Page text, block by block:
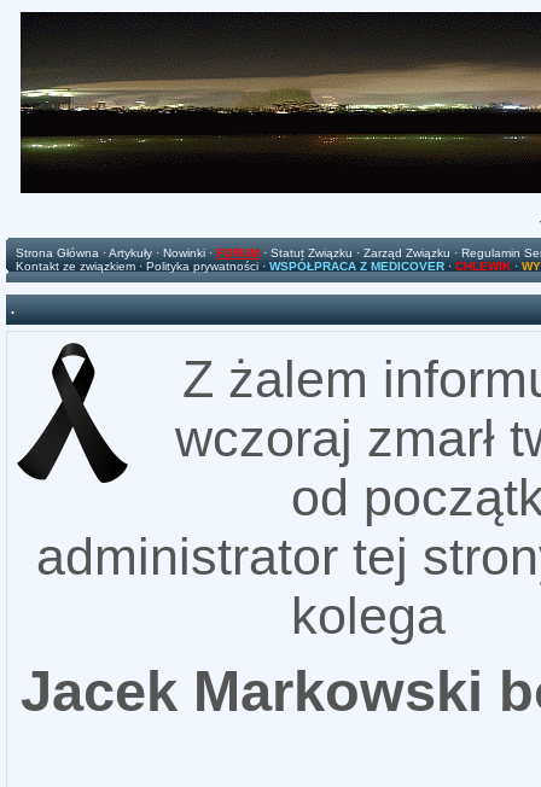
Strona Główna ·Artykuły · Nowinki · FORUM · Statut Związku · Zarząd Związku · Regulamin
Kontakt ze związkiem · Polityka prywatności · WSPÓŁPRACA Z MEDICOVER · CHLEWIK ·
.
Z żalem
wczoraj zmarł
od
administrator tej
kolega
Jacek Markowski